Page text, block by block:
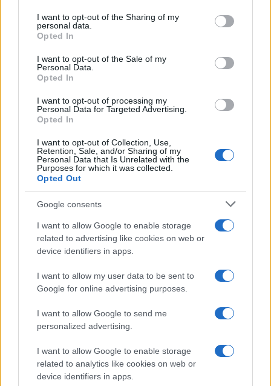
not limited to your visit or usage behaviour. You may click to
grant or deny consent to Google and its third-party tags to
use your data for below specified purposes in below Google
consent section.
I want to opt-out of the Sharing of my
personal data.
Opted In
I want to opt-out of the Sale of my
Personal Data.
Opted In
I want to opt-out of processing my
Personal Data for Targeted Advertising.
Opted In
I want to opt-out of Collection, Use,
Retention, Sale, and/or Sharing of my
Personal Data that Is Unrelated with the
Purposes for which it was collected.
Opted Out
Google consents
I want to allow Google to enable storage
related to advertising like cookies on web or
device identifiers in apps.
I want to allow my user data to be sent to
Google for online advertising purposes.
I want to allow Google to send me
personalized advertising.
I want to allow Google to enable storage
related to analytics like cookies on web or
device identifiers in apps.
Το FIAT 500 Hybrid τώρα
από 18.990 ευρώ
Ατρόμητος και Novibet
το 2028
18η συνεχόμενη χρονιά για τον ΟΤΕ στη διεθνή σειρά
δεικτών FTSE4Good
Alpha Bank: Για πρώτη φορά το Αρχαίο Θέατρο Επιδαύρου
άνοιξε τις πύλες του σε όλους